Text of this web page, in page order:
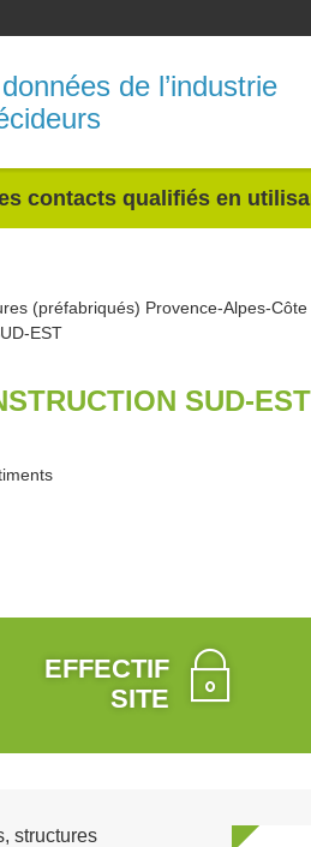
de l’industrie
contacts qualifiés en
(préfabriqués) Provence-Alpes-
EST
SUD-
EFFECTIF
SITE
structures